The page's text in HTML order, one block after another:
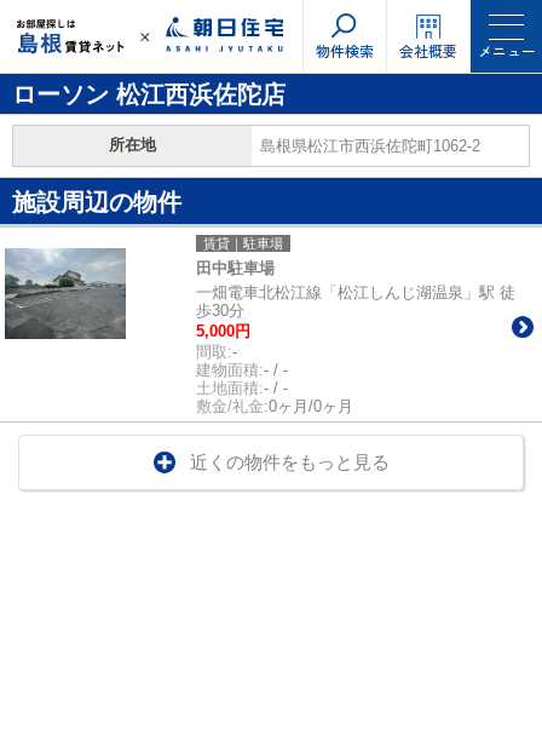
物件検索 会社概要 メニュー
ローソン 松江西浜佐陀店
所在地 島根県松江市西浜佐陀町1062-2
施設周辺の物件
賃貸｜駐車場
田中駐車場
一畑電車北松江線「松江しんじ湖温泉」駅 徒
歩30分
5,000円
間取:-
建物面積:- / -
土地面積:- / -
敷金/礼金:0ヶ月/0ヶ月
近くの物件をもっと見る